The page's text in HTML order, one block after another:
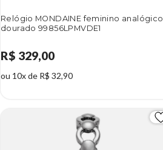
Relógio MONDAINE feminino analógico
dourado 99856LPMVDE1
R$ 329,00
ou 10x de R$ 32,90